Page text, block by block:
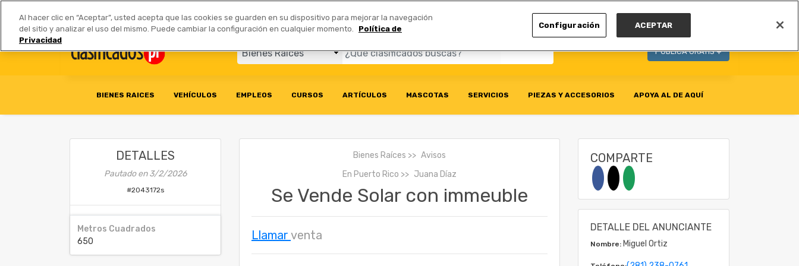
Anúnciate | Tarifas Socios Comerciales
PUBLICA GRATIS +
BIENES RAICES VEHÍCULOS EMPLEOS CURSOS ARTÍCULOS MASCOTAS SERVICIOS PIEZAS Y ACCESORIOS APOYA AL DE AQUÍ
DETALLES
Pautado en3/2/2026
#2043172s
Metros Cuadrados
650
Bienes Raíces
Avisos
En Puerto Rico Juana Díaz
Se Vende Solar con immeuble
Llamar venta
COMPARTE
DETALLE DEL ANUNCIANTE
Nombre: Miguel Ortiz
Al hacer clic en “Aceptar”, usted acepta que las cookies se guarden en su dispositivo para mejorar la navegación
del sitio y analizar el uso del mismo. Puede cambiar la configuración en cualquier momento.
Política de
Privacidad
Configuración ACEPTAR